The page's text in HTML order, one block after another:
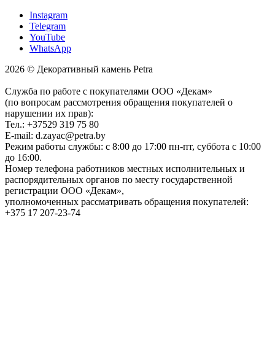
Instagram
Telegram
YouTube
WhatsApp
2026 © Декоративный камень Petra
Служба по работе с покупателями ООО «Декам»
(по вопросам рассмотрения обращения покупателей о
нарушении их прав):
Тел.: +37529 319 75 80
E-mail: d.zayac@petra.by
Режим работы службы: с 8:00 до 17:00 пн-пт, суббота с 10:00
до 16:00.
Номер телефона работников местных исполнительных и
распорядительных органов по месту государственной
регистрации ООО «Декам»,
уполномоченных рассматривать обращения покупателей:
+375 17 207-23-74